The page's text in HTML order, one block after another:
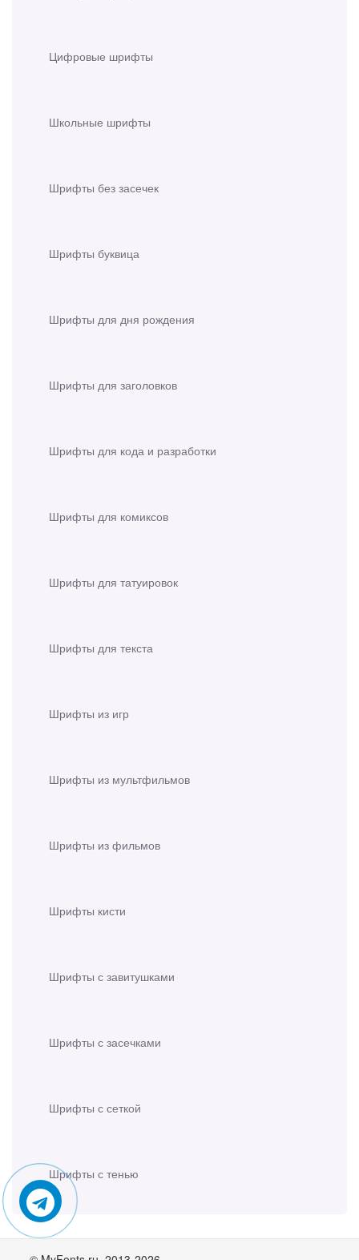
Цифровые шрифты
Школьные шрифты
Шрифты без засечек
Шрифты буквица
Шрифты для дня рождения
Шрифты для заголовков
Шрифты для кода и разработки
Шрифты для комиксов
Шрифты для татуировок
Шрифты для текста
Шрифты из игр
Шрифты из мультфильмов
Шрифты из фильмов
Шрифты кисти
Шрифты с завитушками
Шрифты с засечками
Шрифты с сеткой
Шрифты с тенью